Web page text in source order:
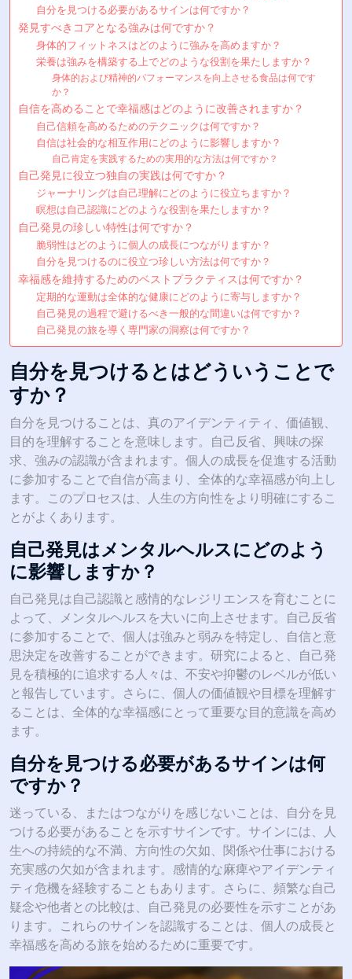
自分を見つける必要があるサインは何ですか？
発見すべきコアとなる強みは何ですか？
身体的フィットネスはどのように強みを高めますか？
栄養は強みを構築する上でどのような役割を果たしますか？
身体的および精神的パフォーマンスを向上させる食品は何です
か？
自信を高めることで幸福感はどのように改善されますか？
自己信頼を高めるためのテクニックは何ですか？
自信は社会的な相互作用にどのように影響しますか？
自己肯定を実践するための実用的な方法は何ですか？
自己発見に役立つ独自の実践は何ですか？
ジャーナリングは自己理解にどのように役立ちますか？
瞑想は自己認識にどのような役割を果たしますか？
自己発見の珍しい特性は何ですか？
脆弱性はどのように個人の成長につながりますか？
自分を見つけるのに役立つ珍しい方法は何ですか？
幸福感を維持するためのベストプラクティスは何ですか？
定期的な運動は全体的な健康にどのように寄与しますか？
自己発見の過程で避けるべき一般的な間違いは何ですか？
自己発見の旅を導く専門家の洞察は何ですか？
自分を見つけるとはどういうことで
すか？
自分を見つけることは、真のアイデンティティ、価値観、
目的を理解することを意味します。自己反省、興味の探
求、強みの認識が含まれます。個人の成長を促進する活動
に参加することで自信が高まり、全体的な幸福感が向上し
ます。このプロセスは、人生の方向性をより明確にするこ
とがよくあります。
自己発見はメンタルヘルスにどのよう
に影響しますか？
自己発見は自己認識と感情的なレジリエンスを育むことに
よって、メンタルヘルスを大いに向上させます。自己反省
に参加することで、個人は強みと弱みを特定し、自信と意
思決定を改善することができます。研究によると、自己発
見を積極的に追求する人々は、不安や抑鬱のレベルが低い
と報告しています。さらに、個人の価値観や目標を理解す
ることは、全体的な幸福感にとって重要な目的意識を高め
ます。
自分を見つける必要があるサインは何
ですか？
迷っている、またはつながりを感じないことは、自分を見
つける必要があることを示すサインです。サインには、人
生への持続的な不満、方向性の欠如、関係や仕事における
充実感の欠如が含まれます。感情的な麻痺やアイデンティ
ティ危機を経験することもあります。さらに、頻繁な自己
疑念や他者との比較は、自己発見の必要性を示すことがあ
ります。これらのサインを認識することは、個人の成長と
幸福感を高める旅を始めるために重要です。